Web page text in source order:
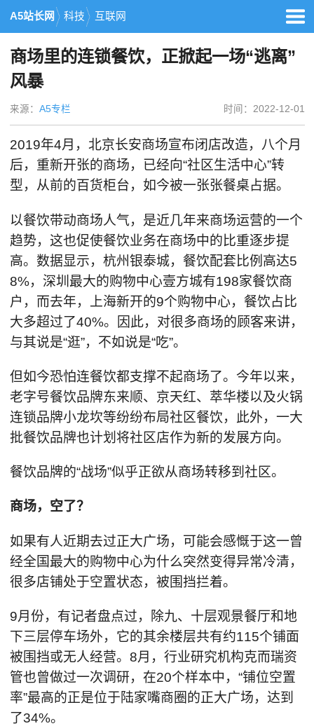
A5站长网 科技 互联网
商场里的连锁餐饮，正掀起一场“逃离”
风暴
来源： A5专栏 时间：2022-12-01
2019年4月，北京长安商场宣布闭店改造，八个月
后，重新开张的商场，已经向“社区生活中心”转
型，从前的百货柜台，如今被一张张餐桌占据。
以餐饮带动商场人气，是近几年来商场运营的一个
趋势，这也促使餐饮业务在商场中的比重逐步提
高。数据显示，杭州银泰城，餐饮配套比例高达5
8%，深圳最大的购物中心壹方城有198家餐饮商
户，而去年，上海新开的9个购物中心，餐饮占比
大多超过了40%。因此，对很多商场的顾客来讲，
与其说是“逛”，不如说是“吃”。
但如今恐怕连餐饮都支撑不起商场了。今年以来，
老字号餐饮品牌东来顺、京天红、萃华楼以及火锅
连锁品牌小龙坎等纷纷布局社区餐饮，此外，一大
批餐饮品牌也计划将社区店作为新的发展方向。
餐饮品牌的“战场”似乎正欲从商场转移到社区。
商场，空了？
如果有人近期去过正大广场，可能会感慨于这一曾
经全国最大的购物中心为什么突然变得异常冷清，
很多店铺处于空置状态，被围挡拦着。
9月份，有记者盘点过，除九、十层观景餐厅和地
下三层停车场外，它的其余楼层共有约115个铺面
被围挡或无人经营。8月，行业研究机构克而瑞资
管也曾做过一次调研，在20个样本中，“铺位空置
率”最高的正是位于陆家嘴商圈的正大广场，达到
了34%。